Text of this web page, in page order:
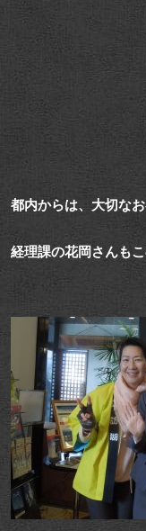
都内からは、大切な
経理課の花岡さんも